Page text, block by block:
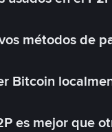
métodos de
Bitcoin
es mejor que